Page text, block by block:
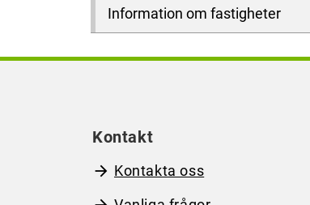
Information om fastigheter
Kontakt
Kontakta oss